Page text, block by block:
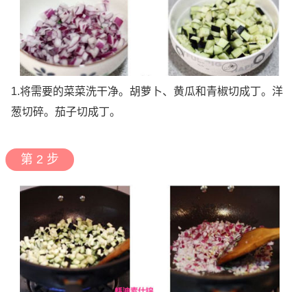
1.将需要的菜菜洗干净。胡萝卜、黄瓜和青椒切成丁。洋
葱切碎。茄子切成丁。
第 2 步